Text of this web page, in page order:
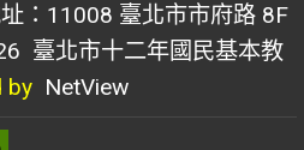
：11008 臺北市市府路 8F
臺北市十二年國民基本教
by NetView